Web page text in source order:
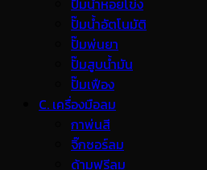
ปั๊มน้ำหอยโข่ง
ปั๊มน้ำอัตโนมัติ
ปั๊มพ่นยา
ปั๊มสูบน้ำมัน
ปั๊มเฟือง
C. เครื่องมือลม
กาพ่นสี
จิ๊กซอร์ลม
ด้ามฟรีลม